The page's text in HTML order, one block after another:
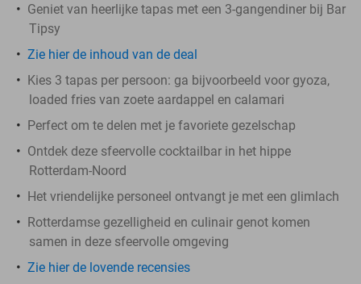
Geniet van heerlijke tapas met een 3-gangendiner bij Bar
Tipsy
Zie hier de inhoud van de deal
Kies 3 tapas per persoon: ga bijvoorbeeld voor gyoza,
loaded fries van zoete aardappel en calamari
Perfect om te delen met je favoriete gezelschap
Ontdek deze sfeervolle cocktailbar in het hippe
Rotterdam-Noord
Het vriendelijke personeel ontvangt je met een glimlach
Rotterdamse gezelligheid en culinair genot komen
samen in deze sfeervolle omgeving
Zie hier de lovende recensies